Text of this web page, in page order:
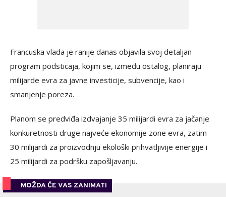
Francuska vlada je ranije danas objavila svoj detaljan
program podsticaja, kojim se, između ostalog, planiraju
milijarde evra za javne investicije, subvencije, kao i
smanjenje poreza.
Planom se predviđa izdvajanje 35 milijardi evra za jačanje
konkuretnosti druge najveće ekonomije zone evra, zatim
30 milijardi za proizvodnju ekološki prihvatljivije energije i
25 milijardi za podršku zapošljavanju.
MOŽDA ĆE VAS ZANIMATI